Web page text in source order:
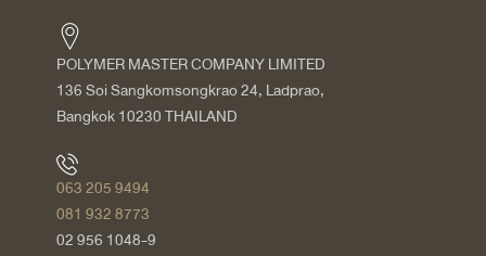
POLYMER MASTER COMPANY LIMITED
136 Soi Sangkomsongkrao 24, Ladprao,
Bangkok 10230 THAILAND
063 205 9494
081 932 8773
02 956 1048-9